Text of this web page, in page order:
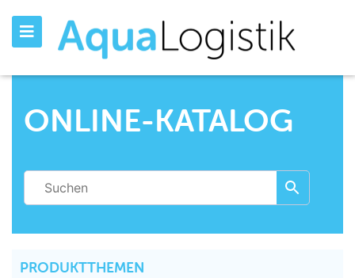
ONLINE-KATALOG
PRODUKTTHEMEN